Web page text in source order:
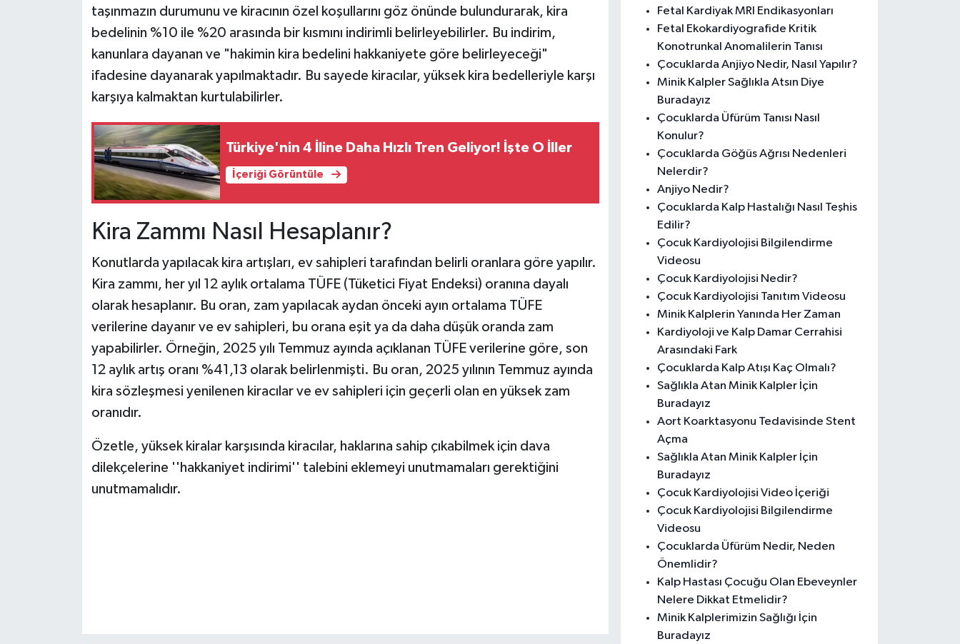
taşınmazın durumunu ve kiracının özel koşullarını göz önünde bulundurarak, kira
bedelinin %10 ile %20 arasında bir kısmını indirimli belirleyebilirler. Bu indirim,
kanunlara dayanan ve "hakimin kira bedelini hakkaniyete göre belirleyeceği"
ifadesine dayanarak yapılmaktadır. Bu sayede kiracılar, yüksek kira bedelleriyle karşı
karşıya kalmaktan kurtulabilirler.
Türkiye'nin 4 İline Daha Hızlı Tren Geliyor! İşte O İller
İçeriği Görüntüle
Kira Zammı Nasıl Hesaplanır?
Konutlarda yapılacak kira artışları, ev sahipleri tarafından belirli oranlara göre yapılır.
Kira zammı, her yıl 12 aylık ortalama TÜFE (Tüketici Fiyat Endeksi) oranına dayalı
olarak hesaplanır. Bu oran, zam yapılacak aydan önceki ayın ortalama TÜFE
verilerine dayanır ve ev sahipleri, bu orana eşit ya da daha düşük oranda zam
yapabilirler. Örneğin, 2025 yılı Temmuz ayında açıklanan TÜFE verilerine göre, son
12 aylık artış oranı %41,13 olarak belirlenmişti. Bu oran, 2025 yılının Temmuz ayında
kira sözleşmesi yenilenen kiracılar ve ev sahipleri için geçerli olan en yüksek zam
oranıdır.
Özetle, yüksek kiralar karşısında kiracılar, haklarına sahip çıkabilmek için dava
dilekçelerine ''hakkaniyet indirimi'' talebini eklemeyi unutmamaları gerektiğini
unutmamalıdır.
Fetal Kardiyak MRI Endikasyonları
Fetal Ekokardiyografide Kritik
Konotrunkal Anomalilerin Tanısı
Çocuklarda Anjiyo Nedir, Nasıl Yapılır?
Minik Kalpler Sağlıkla Atsın Diye
Buradayız
Çocuklarda Üfürüm Tanısı Nasıl
Konulur?
Çocuklarda Göğüs Ağrısı Nedenleri
Nelerdir?
Anjiyo Nedir?
Çocuklarda Kalp Hastalığı Nasıl Teşhis
Edilir?
Çocuk Kardiyolojisi Bilgilendirme
Videosu
Çocuk Kardiyolojisi Nedir?
Çocuk Kardiyolojisi Tanıtım Videosu
Minik Kalplerin Yanında Her Zaman
Kardiyoloji ve Kalp Damar Cerrahisi
Arasındaki Fark
Çocuklarda Kalp Atışı Kaç Olmalı?
Sağlıkla Atan Minik Kalpler İçin
Buradayız
Aort Koarktasyonu Tedavisinde Stent
Açma
Sağlıkla Atan Minik Kalpler İçin
Buradayız
Çocuk Kardiyolojisi Video İçeriği
Çocuk Kardiyolojisi Bilgilendirme
Videosu
Çocuklarda Üfürüm Nedir, Neden
Önemlidir?
Kalp Hastası Çocuğu Olan Ebeveynler
Nelere Dikkat Etmelidir?
Minik Kalplerimizin Sağlığı İçin
Buradayız